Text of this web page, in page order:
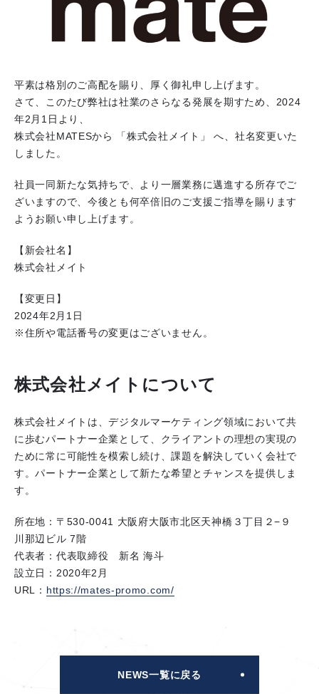
平素は格別のご高配を賜り、厚く御礼申し上げます。
さて、このたび弊社は社業のさらなる発展を期すため、2024
年2月1日より、
株式会社MATESから 「株式会社メイト」 へ、社名変更いた
しました。
社員一同新たな気持ちで、より一層業務に邁進する所存でご
ざいますので、今後とも何卒倍旧のご支援ご指導を賜ります
ようお願い申し上げます。
【新会社名】
株式会社メイト
【変更日】
2024年2月1日
※住所や電話番号の変更はございません。
株式会社メイトについて
株式会社メイトは、デジタルマーケティング領域において共
に歩むパートナー企業として、クライアントの理想の実現の
ために常に可能性を模索し続け、課題を解決していく会社で
す。パートナー企業として新たな希望とチャンスを提供しま
す。
所在地：〒530-0041 大阪府大阪市北区天神橋３丁目２−９
川那辺ビル 7階
代表者：代表取締役 新名 海斗
設立日：2020年2月
URL： https://mates-promo.com/
NEWS一覧に戻る